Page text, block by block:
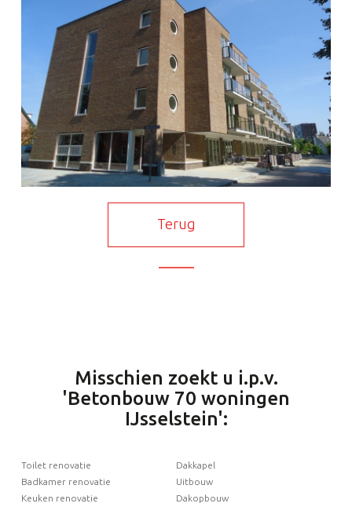
Terug
Misschien zoekt u i.p.v.
'Betonbouw 70 woningen
IJsselstein':
Toilet renovatie
Badkamer renovatie
Keuken renovatie
Dakkapel
Uitbouw
Dakopbouw